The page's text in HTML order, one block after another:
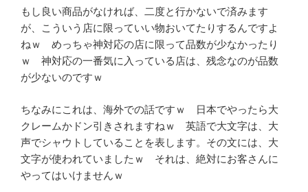
もし良い商品がなければ、二度と行かないで済みます
が、こういう店に限っていい物おいてたりするんですよ
ねｗ めっちゃ神対応の店に限って品数が少なかったり
ｗ 神対応の一番気に入っている店は、残念なのが品数
が少ないのですｗ
ちなみにこれは、海外での話ですｗ 日本でやったら大
クレームかドン引きされますねｗ 英語で大文字は、大
声でシャウトしていることを表します。その文には、大
文字が使われていましたｗ それは、絶対にお客さんに
やってはいけませんｗ